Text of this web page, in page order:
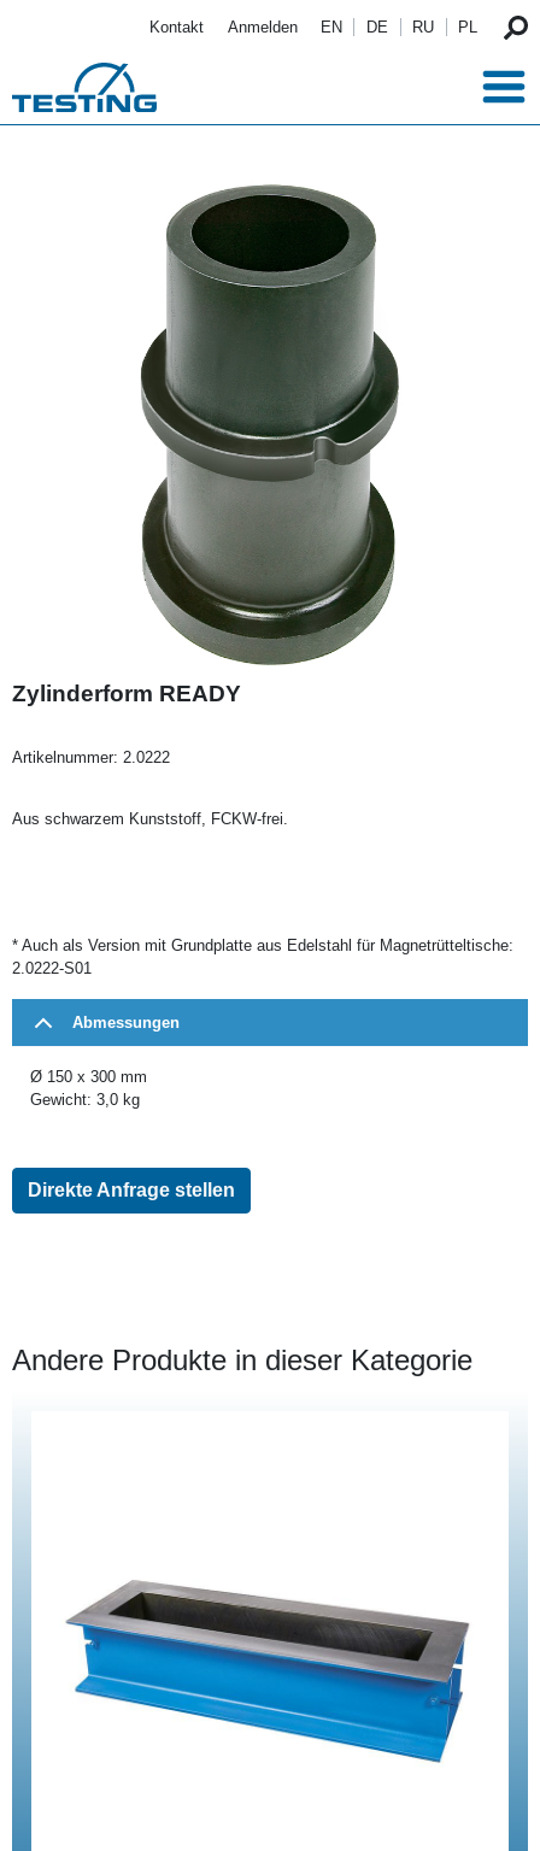
Kontakt Anmelden EN DE RU PL
Zylinderform READY
Artikelnummer: 2.0222
Aus schwarzem Kunststoff, FCKW-frei.
* Auch als Version mit Grundplatte aus Edelstahl für Magnetrütteltische:
2.0222-S01
Abmessungen
Ø 150 x 300 mm
Gewicht: 3,0 kg
Direkte Anfrage stellen
Andere Produkte in dieser Kategorie